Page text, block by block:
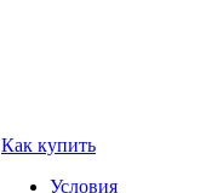
Как купить
Условия